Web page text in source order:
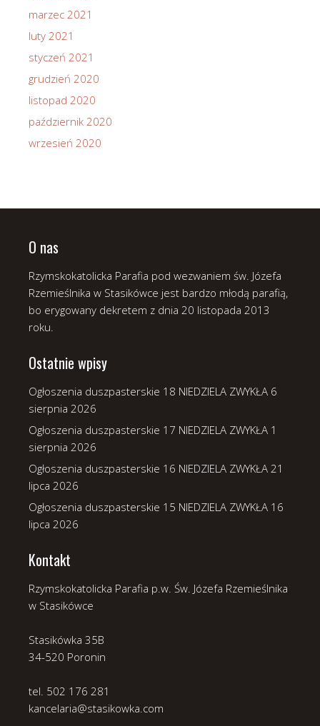
marzec 2021
luty 2021
styczeń 2021
grudzień 2020
listopad 2020
październik 2020
wrzesień 2020
O nas
Rzymskokatolicka Parafia pod wezwaniem św. Józefa
Rzemieślnika w Stasikówce jest bardzo młodą parafią,
bo erygowany dekretem z dnia 20 listopada 2013
roku.
Ostatnie wpisy
Ogłoszenia duszpasterskie 18 NIEDZIELA ZWYKŁA 6
sierpnia 2026
Ogłoszenia duszpasterskie 17 NIEDZIELA ZWYKŁA 1
sierpnia 2026
Ogłoszenia duszpasterskie 16 NIEDZIELA ZWYKŁA 21
lipca 2026
Ogłoszenia duszpasterskie 15 NIEDZIELA ZWYKŁA 16
lipca 2026
Kontakt
Rzymskokatolicka Parafia p.w. Św. Józefa Rzemieślnika
w Stasikówce
Stasikówka 35B
34-520 Poronin
tel. 502 176 281
kancelaria@stasikowka.com